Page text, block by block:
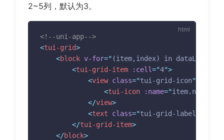
2~5列，默认为3。
<!--uni-app-->
<tui-grid>
<block v-for=" (item,index) in dataList
<tui-grid-item :cell="4">
<view class="tui-grid-icon"
<tui-icon :name="item.name
</view>
<text class="tui-grid-label
</tui-grid-item>
</block>